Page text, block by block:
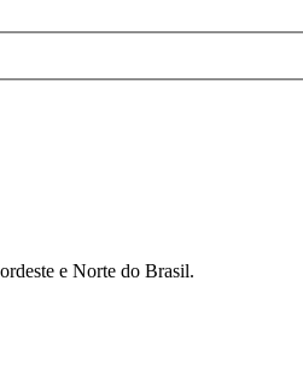
e Norte do Brasil.